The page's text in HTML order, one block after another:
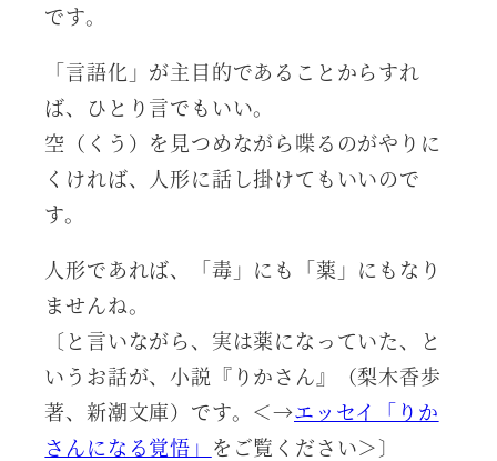
です。
「言語化」が主目的であることからすれ
ば、ひとり言でもいい。
空（くう）を見つめながら喋るのがやりに
くければ、人形に話し掛けてもいいので
す。
人形であれば、「毒」にも「薬」にもなり
ませんね。
〔と言いながら、実は薬になっていた、と
いうお話が、小説『りかさん』（梨木香歩
著、新潮文庫）です。＜→エッセイ「りか
さんになる覚悟」 をご覧ください＞〕